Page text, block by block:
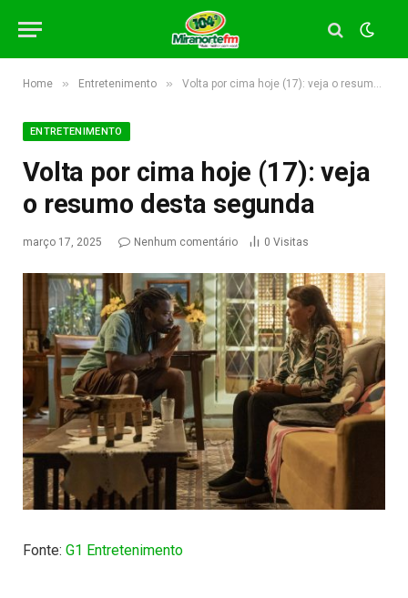
Home » Entretenimento » Volta por cima hoje (17): veja o resumo desta segunda
ENTRETENIMENTO
Volta por cima hoje (17): veja
o resumo desta segunda
março 17, 2025 Nenhum comentário 0 Visitas
Fonte: G1 Entretenimento